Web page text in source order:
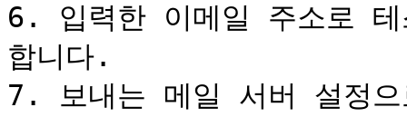
6. 입력한 이메일 주소로 테
합니다.
7. 보내는 메일 서버 설정